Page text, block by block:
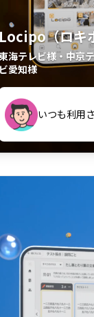
Locipo（ロキ
海テレビ様・中京
ビ愛知様
中京テレビ
外からも見
いつも利用